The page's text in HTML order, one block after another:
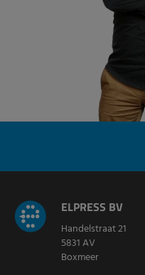
ELPRESS BV
Handelstraat 21
5831 AV
Boxmeer